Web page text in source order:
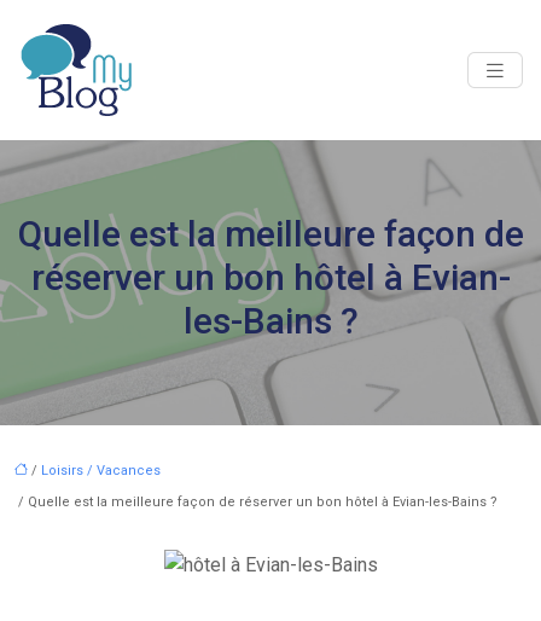
Quelle est la meilleure façon de
réserver un bon hôtel à Evian-
les-Bains ?
/ Loisirs / Vacances
/ Quelle est la meilleure façon de réserver un bon hôtel à Evian-les-Bains ?